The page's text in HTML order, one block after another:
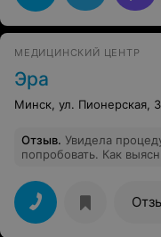
МЕДИЦИНСКИЙ ЦЕНТР
Эра
Минск, ул. Пионерская,
Отзыв. Увидела
попробовать. Как
позади, нравится
не было. Никакого
светом. Улучшения